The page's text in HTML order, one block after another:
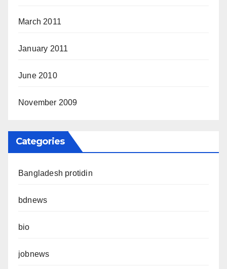
March 2011
January 2011
June 2010
November 2009
Categories
Bangladesh protidin
bdnews
bio
jobnews